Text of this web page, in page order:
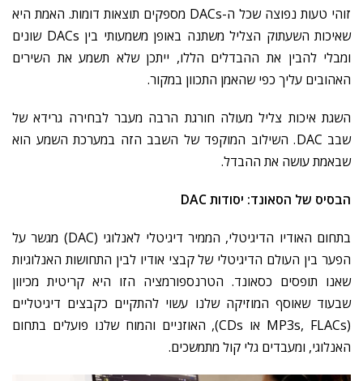
זוהי טעות נפוצה שכל ה-DACs מספקים תוצאות דומות. האמת היא
שאיכות השעתוק הצליל משתנה באופן משמעותי בין
שונים
ומבלי להבין את ההבדלים הללו, ייתכן שלא תשמע את השירים
האהובים עליך כפי שהאמן התכוון במקור.
השגת איכות צליל מעולה חורגת הרבה מעבר לבחירה גרידא של
שבב
השילוב המוקפד של השבב הזה במערכת השמע הוא
שבאמתעושה את ההבדל.
הבסיס של הסאונד: יסודות
בתחום האודיו הדיגיטלי, הממיר דיגיטלי לאנלוגי (DAC) מגשר על
הפער בין העולם הדיגיטלי של קבצי אודיו לבין התחושות האנלוגיות
שאנו תופסים כסאונד. הטרנספורמציה הזו היא קריטית מכיוון
שבעוד שאוסף המוזיקה שלנו עשוי להתקיים כקבצים דיגיטליים
(MP3s, FLACs
או האוזניים והמוח שלנו פועלים בתחום
האנלוגי, ומעבדים גלי קול מתמשכים.